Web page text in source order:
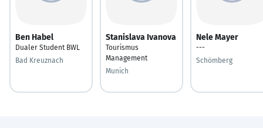
Ben Habel
Dualer Student BWL
Bad Kreuznach
Stanislava Ivanova
Tourismus
Management
Munich
Nele Mayer
---
Schömberg